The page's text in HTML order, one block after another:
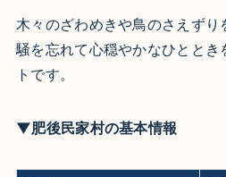
木々のざわめきや鳥のさえず
騒を忘れて心穏やかなひととき
トです。
▼肥後民家村の基本情報